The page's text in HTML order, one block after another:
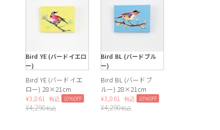
Bird YE (バードイエロ
ー)
Bird YE (バードイエ
ロー) 28×21cm
¥3,861 税込 10%OFF
¥4,290税込
Bird BL (バードブル
ー)
Bird BL (バードブ
ルー) 28×21cm
¥3,861 税込 10%OFF
¥4,290税込